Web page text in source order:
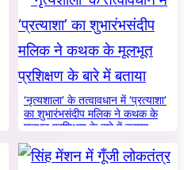
‘नृत्यशाला’ के तत्वावधान में ‘प्रत्याशा’
का शुभारंभसंदीप मलिक ने कथक के
मूलभूत प्रशिक्षण के बारे में बताया